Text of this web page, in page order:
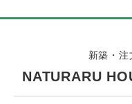
新築・注
NATURARU